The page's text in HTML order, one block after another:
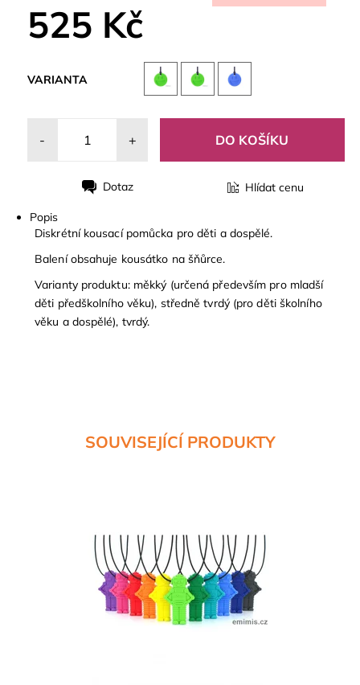
525 Kč
VARIANTA
- +
Dotaz Hlídat cenu
Popis
Diskrétní kousací pomůcka pro děti a dospělé.
Balení obsahuje kousátko na šňůrce.
Varianty produktu: měkký (určená především pro mladší
děti předškolního věku), středně tvrdý (pro děti školního
věku a dospělé), tvrdý.
SOUVISEJÍCÍ PRODUKTY